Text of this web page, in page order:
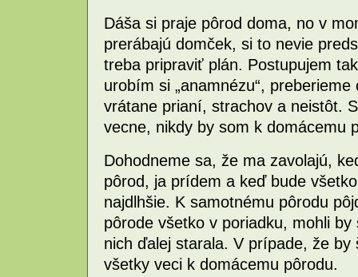
Dáša si praje pôrod doma, no v
prerábajú domček, si to nevie
treba pripraviť plán. Postupujem
urobím si „anamnézu“,
vrátane prianí, strachov a neistôt.
vecne, nikdy by som k domácemu
Dohodneme sa, že ma zavolajú,
pôrod, ja prídem a keď bude
najdlhšie. K samotnému pôrodu
pôrode všetko v poriadku, mohli
nich ďalej starala. V prípade, že
všetky veci k domácemu pôrodu.